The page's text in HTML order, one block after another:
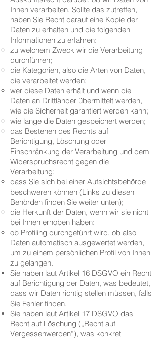
Ihnen verarbeiten. Sollte das zutreffen,
haben Sie Recht darauf eine Kopie der
Daten zu erhalten und die folgenden
Informationen zu erfahren:
zu welchem Zweck wir die Verarbeitung
durchführen;
die Kategorien, also die Arten von Daten,
die verarbeitet werden;
wer diese Daten erhält und wenn die
Daten an Drittländer übermittelt werden,
wie die Sicherheit garantiert werden kann;
wie lange die Daten gespeichert werden;
das Bestehen des Rechts auf
Berichtigung, Löschung oder
Einschränkung der Verarbeitung und dem
Widerspruchsrecht gegen die
Verarbeitung;
dass Sie sich bei einer Aufsichtsbehörde
beschweren können (Links zu diesen
Behörden finden Sie weiter unten);
die Herkunft der Daten, wenn wir sie nicht
bei Ihnen erhoben haben;
ob Profiling durchgeführt wird, ob also
Daten automatisch ausgewertet werden,
um zu einem persönlichen Profil von Ihnen
zu gelangen.
Sie haben laut Artikel 16 DSGVO ein Recht
auf Berichtigung der Daten, was bedeutet,
dass wir Daten richtig stellen müssen, falls
Sie Fehler finden.
Sie haben laut Artikel 17 DSGVO das
Recht auf Löschung („Recht auf
Vergessenwerden“), was konkret